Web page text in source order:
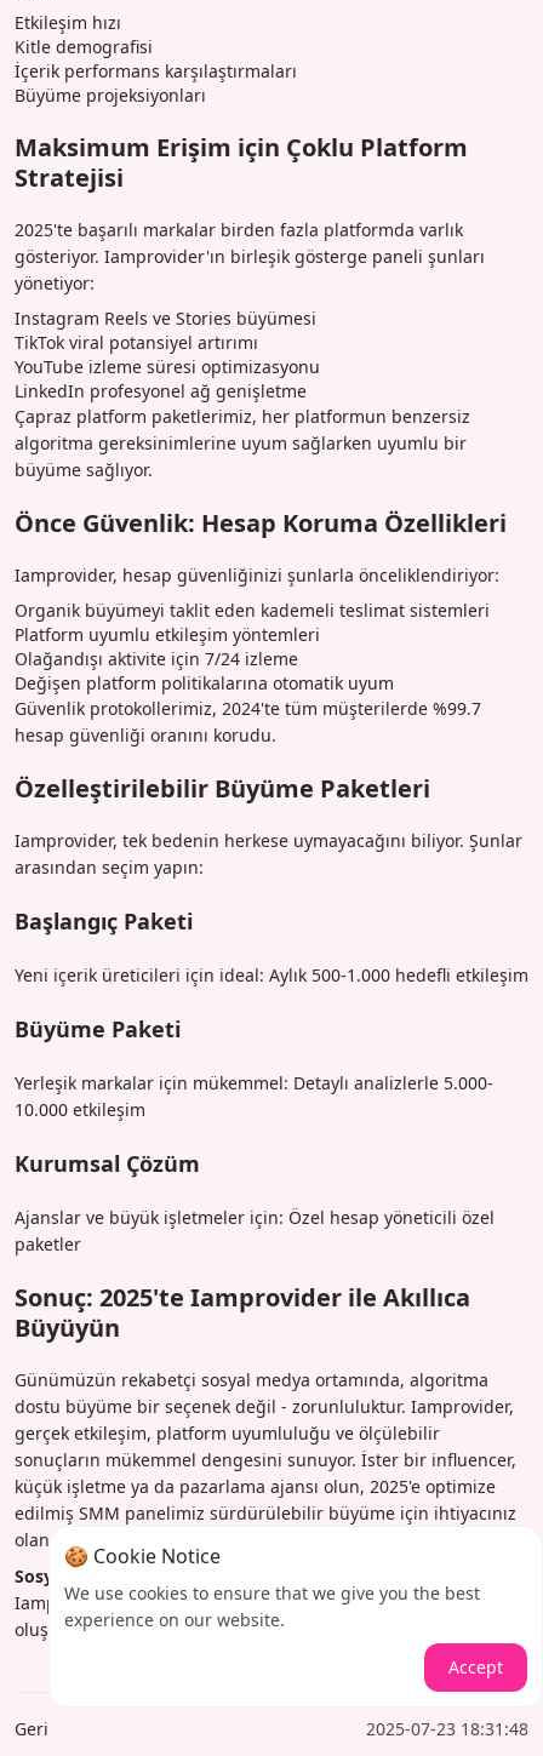
Etkileşim hızı
Kitle demografisi
İçerik performans karşılaştırmaları
Büyüme projeksiyonları
Maksimum Erişim için Çoklu Platform
Stratejisi
2025'te başarılı markalar birden fazla platformda varlık
gösteriyor. Iamprovider'ın birleşik gösterge paneli şunları
yönetiyor:
Instagram Reels ve Stories büyümesi
TikTok viral potansiyel artırımı
YouTube izleme süresi optimizasyonu
LinkedIn profesyonel ağ genişletme
Çapraz platform paketlerimiz, her platformun benzersiz
algoritma gereksinimlerine uyum sağlarken uyumlu bir
büyüme sağlıyor.
Önce Güvenlik: Hesap Koruma Özellikleri
Iamprovider, hesap güvenliğinizi şunlarla önceliklendiriyor:
Organik büyümeyi taklit eden kademeli teslimat sistemleri
Platform uyumlu etkileşim yöntemleri
Olağandışı aktivite için 7/24 izleme
Değişen platform politikalarına otomatik uyum
Güvenlik protokollerimiz, 2024'te tüm müşterilerde %99.7
hesap güvenliği oranını korudu.
Özelleştirilebilir Büyüme Paketleri
Iamprovider, tek bedenin herkese uymayacağını biliyor. Şunlar
arasından seçim yapın:
Başlangıç Paketi
Yeni içerik üreticileri için ideal: Aylık 500-1.000 hedefli etkileşim
Büyüme Paketi
Yerleşik markalar için mükemmel: Detaylı analizlerle 5.000-
10.000 etkileşim
Kurumsal Çözüm
Ajanslar ve büyük işletmeler için: Özel hesap yöneticili özel
paketler
Sonuç: 2025'te Iamprovider ile Akıllıca
Büyüyün
Günümüzün rekabetçi sosyal medya ortamında, algoritma
dostu büyüme bir seçenek değil - zorunluluktur. Iamprovider,
gerçek etkileşim, platform uyumluluğu ve ölçülebilir
sonuçların mükemmel dengesini sunuyor. İster bir influencer,
küçük işletme ya da pazarlama ajansı olun, 2025'e optimize
edilmiş SMM panelimiz sürdürülebilir büyüme için ihtiyacınız
olan araçları sağlıyor.
Sosyal medya varlığınızı dönüştürmeye hazır mısınız?
Iamprovider'ı ziyaret edin ve kalıcı, gerçek etkileşim
oluşturmaya başlamak için büyüme paketlerimizi keşfedin.
Geri 2025-07-23 18:31:48
🍪 Cookie Notice
We use cookies to ensure that we give you the best
experience on our website.
Accept